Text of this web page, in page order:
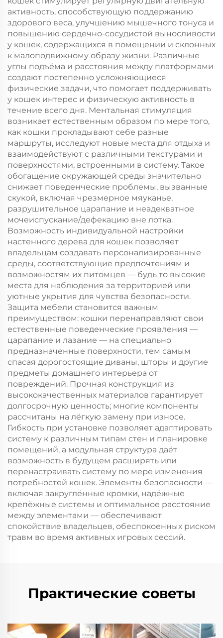
активность, способствующую поддержанию
здорового веса, улучшению мышечного тонуса и
повышению сердечно-сосудистой выносливости
у кошек, содержащихся в помещении и склонных
к малоподвижному образу жизни. Различные
углы подъёма и расстояния между платформами
создают постепенно усложняющиеся
физические задачи, что помогает поддерживать
у кошек интерес и физическую активность в
течение всего дня. Ментальная стимуляция
возникает естественным образом по мере того,
как кошки прокладывают себе разные
маршруты, исследуют новые места для отдыха и
взаимодействуют с различными текстурами и
поверхностями, встроенными в систему. Такое
обогащение окружающей среды значительно
снижает поведенческие проблемы, вызванные
скукой, включая чрезмерное мяуканье,
разрушительное царапание и неадекватное
мочеиспускание/дефекацию вне лотка.
Возможность индивидуальной настройки
настенного дерева для кошек позволяет
владельцам создавать персонализированные
среды, соответствующие предпочтениям и
возможностям их питомцев — будь то высокие
места для наблюдения за территорией или
уютные укрытия для чувства безопасности.
Защита мебели становится важным
преимуществом: кошки перенаправляют свои
естественные поведенческие проявления —
царапание и лазание — на специально
предназначенные поверхности, тем самым
спасая дорогостоящие диваны, шторы и другие
предметы домашнего интерьера от
повреждений. Прочная конструкция из
высококачественных материалов гарантирует
долгосрочную ценность; многие компоненты
рассчитаны на лёгкую замену при износе.
Гибкость при установке позволяет адаптировать
систему к различным типам стен и планировке
помещений, а модульная структура даёт
возможность в будущем расширять или
перенастраивать систему по мере изменения
потребностей кошек. Элементы безопасности —
включая закруглённые кромки, надёжные
крепёжные системы и оптимальное расстояние
между элементами — обеспечивают
спокойствие владельцев, обеспокоенных риском
травм во время активных игровых сессий.
Практические советы